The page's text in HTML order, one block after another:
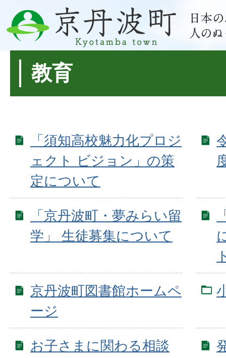
教育
「須知高校魅力化プロジ
ェクト ビジョン」の策
定について
「京丹波町・夢みらい留
学」 生徒募集について
京丹波町図書館ホームペ
ージ
お子さまに関わる相談